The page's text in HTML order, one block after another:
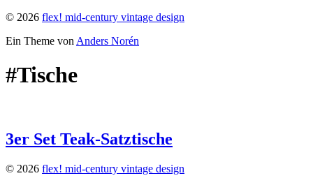
© 2026 flex! mid-century vintage design
Ein Theme von Anders Norén
#Tische
3er Set Teak-Satztische
© 2026 flex! mid-century vintage design